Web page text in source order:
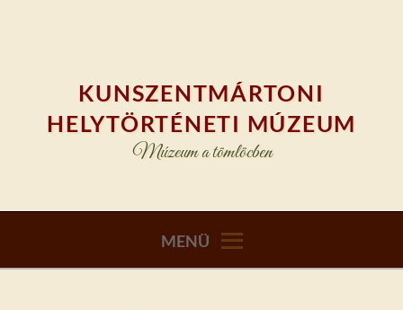
KUNSZENTMÁRTONI
HELYTÖRTÉNETI MÚZEUM
Múzeum a tömlöcben
MENÜ